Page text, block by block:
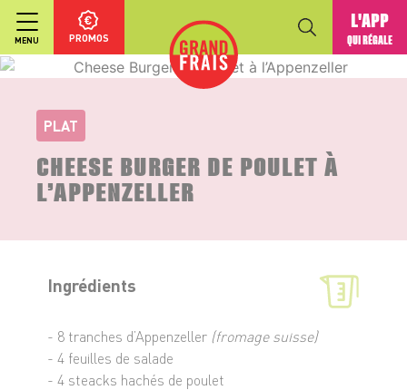
MENU PROMOS
L'APP
QUI RÉGALE
PLAT
CHEESE BURGER DE POULET À
L’APPENZELLER
Ingrédients
- 8 tranches d’Appenzeller (fromage suisse)
- 4 feuilles de salade
- 4 steacks hachés de poulet